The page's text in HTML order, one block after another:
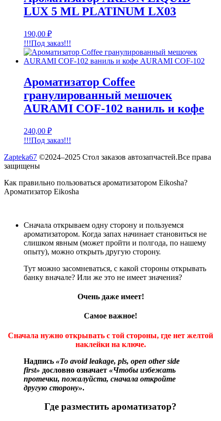
LUX 5 ML PLATINUM LX03
190,00 ₽
!!!Под заказ!!!
Ароматизатор Coffee
гранулированный мешочек
AURAMI COF-102 ваниль и кофе
240,00 ₽
!!!Под заказ!!!
Zapteka67 ©2024–2025 Стол заказов автозапчастей.Все права
защищены
Как правильно пользоваться ароматизатором Eikosha?
Ароматизатор Eikosha
Сначала открываем одну сторону и пользуемся
ароматизатором. Когда запах начинает становиться не
слишком явным (может пройти и полгода, по нашему
опыту), можно открыть другую сторону.
Тут можно засомневаться, с какой стороны открывать
банку вначале? Или же это не имеет значения?
Очень даже имеет!
Самое важное!
Сначала нужно открывать с той стороны, где нет желтой
наклейки на ключе.
Надпись «To avoid leakage, pls, open other side
first» дословно означает «Чтобы избежать
протечки, пожалуйста, сначала откройте
другую сторону».
Где разместить ароматизатор?